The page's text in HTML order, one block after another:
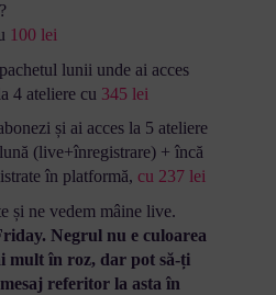
100 lei
lunii unde ai acces
4 ateliere cu 345 lei
și ai acces la 5 ateliere
(live+înregistrare) + încă
în platformă, cu 237 lei
și ne vedem mâine live.
Negrul nu e culoarea
mult în roz, dar pot să-ți
referitor la asta în